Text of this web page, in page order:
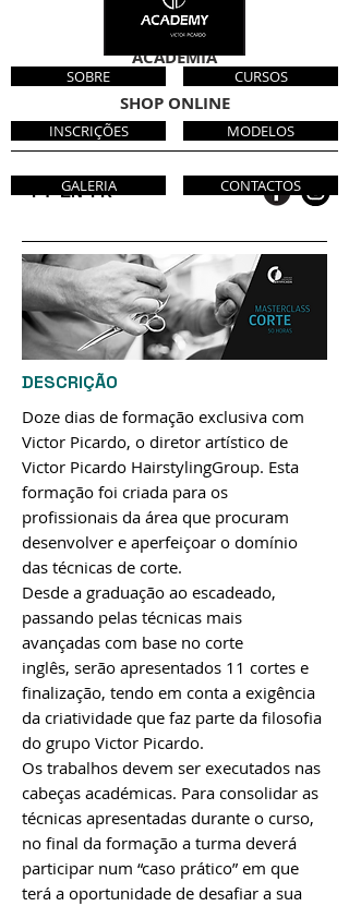
CABELEIREIROS
ACADEMIA
SHOP ONLINE
PT EN FR
SOBRE
INSCRIÇÕES
GALERIA
CURSOS
MODELOS
CONTACTOS
DESCRIÇÃO
Doze dias de formação exclusiva com
Victor Picardo, o diretor artístico de
Victor Picardo HairstylingGroup. Esta
formação foi criada para os
profissionais da área que procuram
desenvolver e aperfeiçoar o domínio
das técnicas de corte.
Desde a graduação ao escadeado,
passando pelas técnicas mais
avançadas com base no corte
inglês, serão apresentados 11 cortes e
finalização, tendo em conta a exigência
da criatividade que faz parte da filosofia
do grupo Victor Picardo.
Os trabalhos devem ser executados nas
cabeças académicas. Para consolidar as
técnicas apresentadas durante o curso,
no final da formação a turma deverá
participar num “caso prático” em que
terá a oportunidade de desafiar a sua